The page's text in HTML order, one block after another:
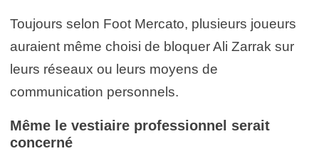
Toujours selon Foot Mercato, plusieurs joueurs
auraient même choisi de bloquer Ali Zarrak sur
leurs réseaux ou leurs moyens de
communication personnels.
Même le vestiaire professionnel serait
concerné